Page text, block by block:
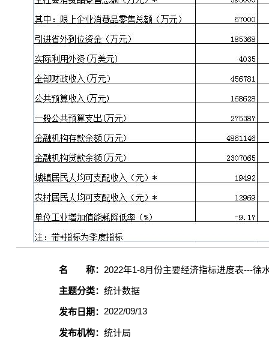
名 称： 2022年1-8月份主要经济指标进度表---徐
主题分类： 统计数据
发布日期： 2022/09/13
发布机构： 统计局